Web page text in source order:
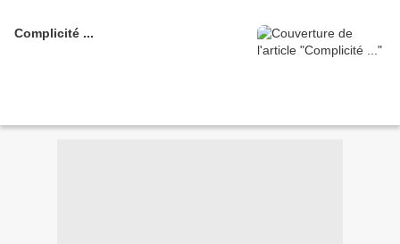
Complicité ...